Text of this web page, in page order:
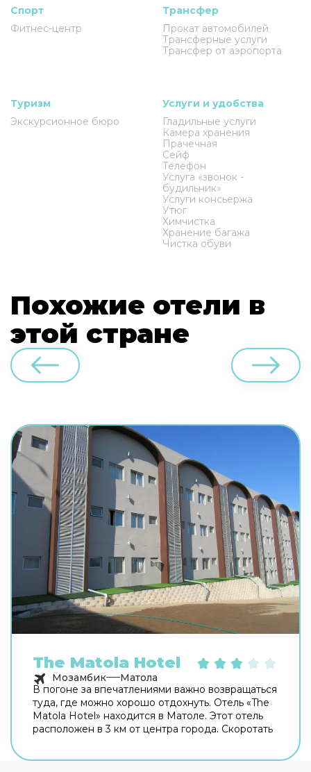
Спорт
Фитнес-центр
Трансфер
Прокат автомобилей
Трансферные услуги
Трансфер от аэропорта
Туризм
Экскурсионное бюро
Услуги и удобства
Гладильные услуги
Камера хранения
Прачечная
Сейф
Телефон
Услуга «звонок -
будильник»
Услуги консьержа
Утюг
Химчистка
Хранение багажа
Чистка обуви
Похожие отели в
этой стране
The Matola Hotel
Мозамбик
Матола
В погоне за впечатлениями важно возвращаться
туда, где можно хорошо отдохнуть. Отель «The
Matola Hotel» находится в Матоле. Этот отель
расположен в 3 км от центра города. Скоротать